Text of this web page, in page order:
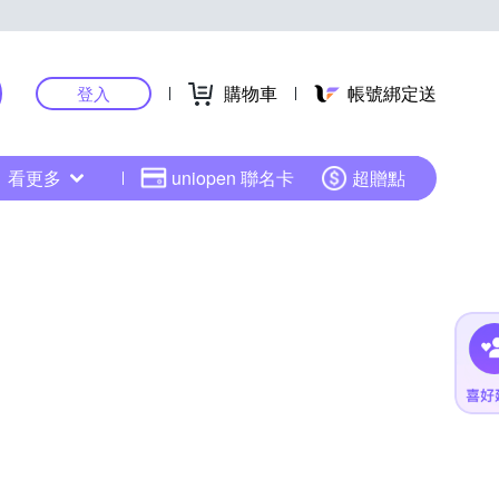
登入 購物車 帳號綁定送
看更多 uniopen 聯名卡 超贈點